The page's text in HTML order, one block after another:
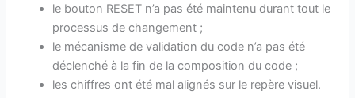
le bouton RESET n’a pas été maintenu durant tout le
processus de changement ;
le mécanisme de validation du code n’a pas été
déclenché à la fin de la composition du code ;
les chiffres ont été mal alignés sur le repère visuel.